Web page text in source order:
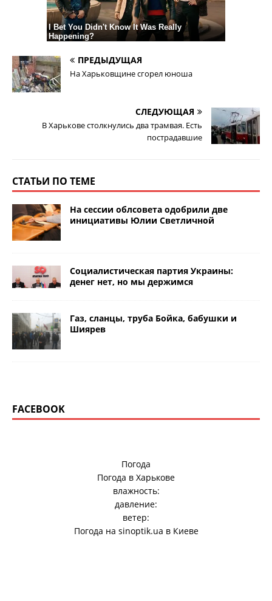
ПРЕДЫДУЩАЯ
На Харьковщине сгорел юноша
СЛЕДУЮЩАЯ
В Харькове столкнулись два трамвая. Есть
пострадавшие
СТАТЬИ ПО ТЕМЕ
На сессии облсовета одобрили две
инициативы Юлии Светличной
Социалистическая партия Украины:
денег нет, но мы держимся
Газ, сланцы, труба Бойка, бабушки и
Шиярев
FACEBOOK
Погода
Погода в Харькове
влажность:
давление:
ветер:
Погода на sinoptik.ua в Киеве